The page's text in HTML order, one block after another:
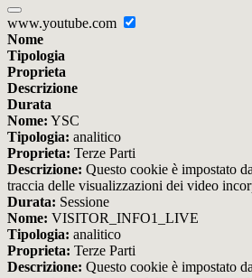
www.youtube.com
Nome
Tipologia
Proprieta
Descrizione
Durata
Nome: YSC
Tipologia: analitico
Proprieta: Terze Parti
Descrizione: Questo cookie è impostato
traccia delle visualizzazioni dei video
Durata: Sessione
Nome: VISITOR_INFO1_LIVE
Tipologia: analitico
Proprieta: Terze Parti
Descrizione: Questo cookie è impostato